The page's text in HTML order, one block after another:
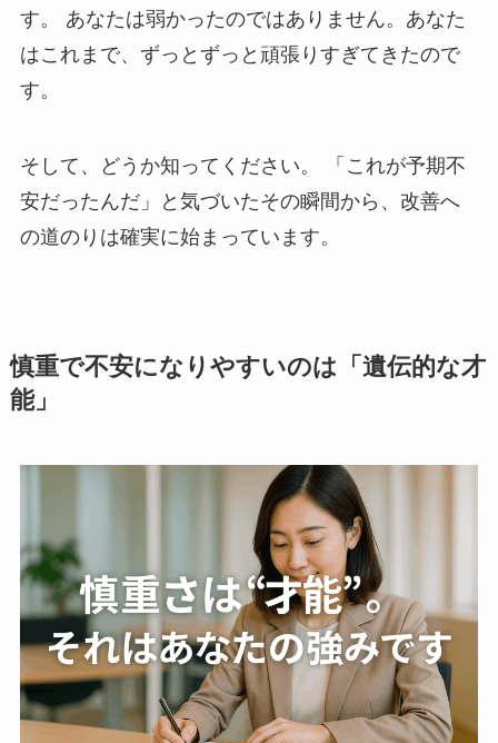
す。 あなたは弱かったのではありません。あなた
はこれまで、ずっとずっと頑張りすぎてきたので
す。
そして、どうか知ってください。 「これが予期不
安だったんだ」と気づいたその瞬間から、改善へ
の道のりは確実に始まっています。
慎重で不安になりやすいのは「遺伝的な才
能」